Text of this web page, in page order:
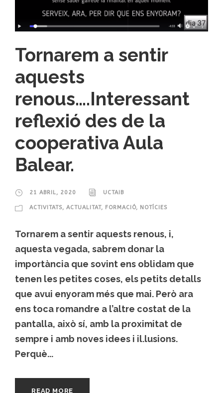
Tornarem a sentir
aquests
renous….Interessant
reflexió des de la
cooperativa Aula
Balear.
21 ABRIL, 2020 UCTAIB
ACTIVITATS, ACTUALITAT, FORMACIÓ, NOTÍCIES
Tornarem a sentir aquests renous, i,
aquesta vegada, sabrem donar la
importància que sovint ens oblidam que
tenen les petites coses, els petits detalls
que avui enyoram més que mai. Però ara
ens toca romandre a l’altre costat de la
pantalla, això sí, amb la proximitat de
sempre i amb noves idees i il.lusions.
Perquè...
READ MORE